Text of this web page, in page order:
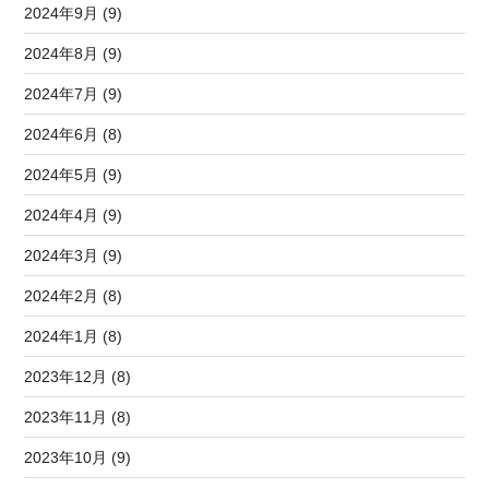
2024年9月 (9)
2024年8月 (9)
2024年7月 (9)
2024年6月 (8)
2024年5月 (9)
2024年4月 (9)
2024年3月 (9)
2024年2月 (8)
2024年1月 (8)
2023年12月 (8)
2023年11月 (8)
2023年10月 (9)